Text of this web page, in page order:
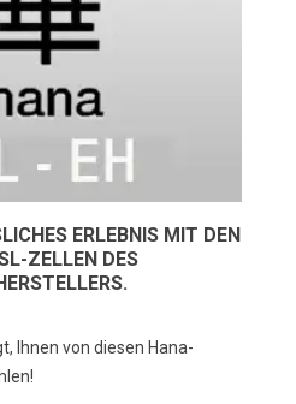
ERLEBNIS MIT DEN
ZELLEN DES
Ihnen von diesen Hana-